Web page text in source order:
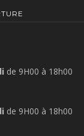
de 9H00 à 18h00
de 9H00 à 18h00